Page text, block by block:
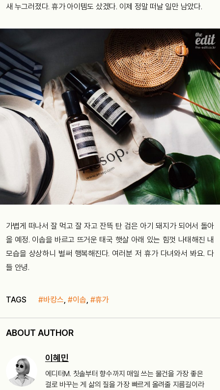
새 누그러졌다. 휴가 아이템도 샀겠다. 이제 정말 떠날 일만 남았다.
가볍게 떠나서 잘 먹고 잘 자고 잔뜩 탄 검은 아기 돼지가 되어서 돌아
올 예정. 이솝을 바르고 뜨거운 태국 햇살 아래 있는 힘껏 나태해진 내
모습을 상상하니 벌써 행복해진다. 여러분 저 휴가 다녀와서 봐요. 다
들 안녕.
TAGS #바캉스, #이솝, #휴가
ABOUT AUTHOR
이혜민
에디터M. 칫솔부터 향수까지 매일 쓰는 물건을 가장 좋은
걸로 바꾸는 게 삶의 질을 가장 빠르게 올려줄 지름길이라